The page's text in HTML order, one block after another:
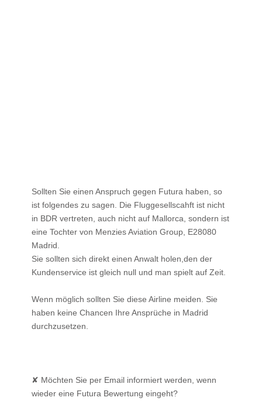
Sollten Sie einen Anspruch gegen Futura haben, so
ist folgendes zu sagen. Die Fluggesellscahft ist nicht
in BDR vertreten, auch nicht auf Mallorca, sondern ist
eine Tochter von Menzies Aviation Group, E28080
Madrid.
Sie sollten sich direkt einen Anwalt holen,den der
Kundenservice ist gleich null und man spielt auf Zeit.
Wenn möglich sollten Sie diese Airline meiden. Sie
haben keine Chancen Ihre Ansprüche in Madrid
durchzusetzen.
✘ Möchten Sie per Email informiert werden, wenn
wieder eine Futura Bewertung eingeht?